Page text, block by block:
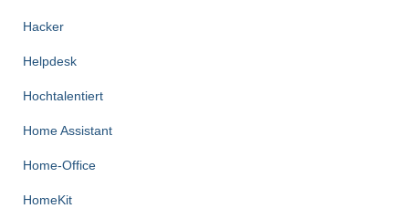
Hacker
Helpdesk
Hochtalentiert
Home Assistant
Home-Office
HomeKit